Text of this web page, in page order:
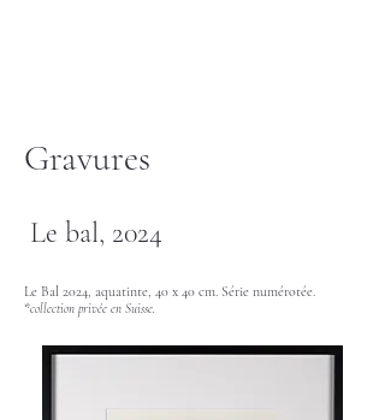
Gravures
Le bal, 2024
Le Bal 2024, aquatinte, 40 x 40 cm. Série numérotée.
*collection privée en Suisse.